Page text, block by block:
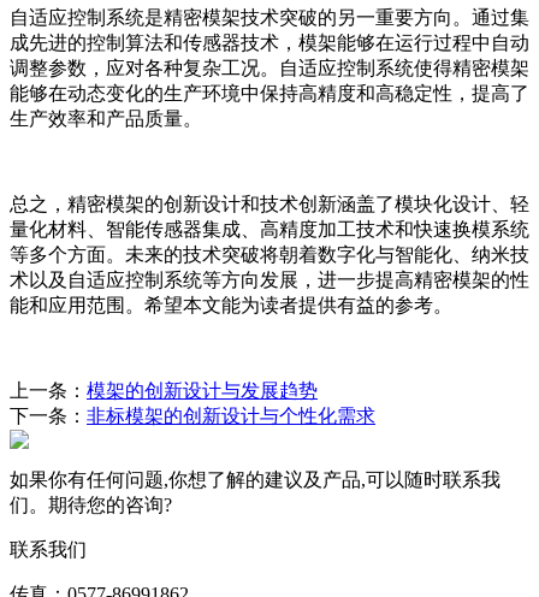
自适应控制系统是精密模架技术突破的另一重要方向。通过集
成先进的控制算法和传感器技术，模架能够在运行过程中自动
调整参数，应对各种复杂工况。自适应控制系统使得精密模架
能够在动态变化的生产环境中保持高精度和高稳定性，提高了
生产效率和产品质量。
总之，精密模架的创新设计和技术创新涵盖了模块化设计、轻
量化材料、智能传感器集成、高精度加工技术和快速换模系统
等多个方面。未来的技术突破将朝着数字化与智能化、纳米技
术以及自适应控制系统等方向发展，进一步提高精密模架的性
能和应用范围。希望本文能为读者提供有益的参考。
上一条： 模架的创新设计与发展趋势
下一条： 非标模架的创新设计与个性化需求
如果你有任何问题,你想了解的建议及产品,可以随时联系我
们。期待您的咨询?
联系我们